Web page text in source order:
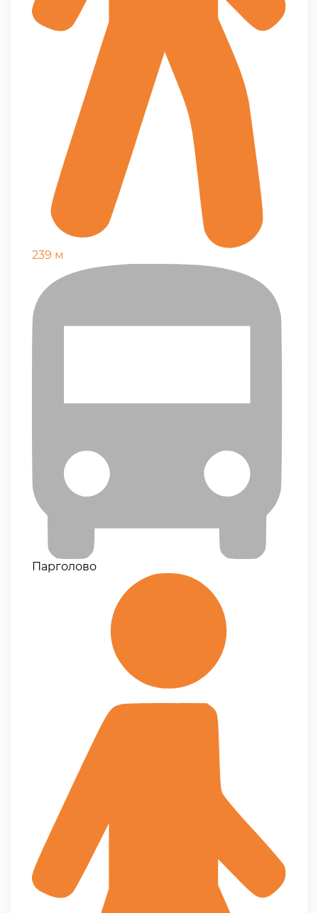
239 м
Парголово